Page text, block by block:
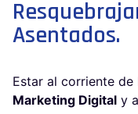
Asentados.
Estar al corriente de
Marketing Digital y